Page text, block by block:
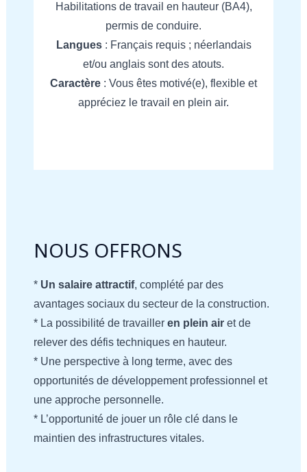
Habilitations de travail en hauteur (BA4),
permis de conduire.
Langues: Français requis ; néerlandais
et/ou anglais sont des atouts.
Caractère : Vous êtes motivé(e), flexible et
appréciez le travail en plein air.
NOUS OFFRONS
* Un salaire attractif, complété par des
avantages sociaux du secteur de la construction.
* La possibilité de travailler en plein airet de
relever des défis techniques en hauteur.
* Une perspective à long terme, avec des
opportunités de développement professionnel et
une approche personnelle.
* L’opportunité de jouer un rôle clé dans le
maintien des infrastructures vitales.